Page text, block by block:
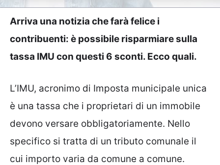
Arriva una notizia che farà felice i
contribuenti: è possibile risparmiare sulla
tassa IMU con questi 6 sconti. Ecco quali.
L’IMU, acronimo di Imposta municipale unica
è una tassa che i proprietari di un immobile
devono versare obbligatoriamente. Nello
specifico si tratta di un tributo comunale il
cui importo varia da comune a comune.